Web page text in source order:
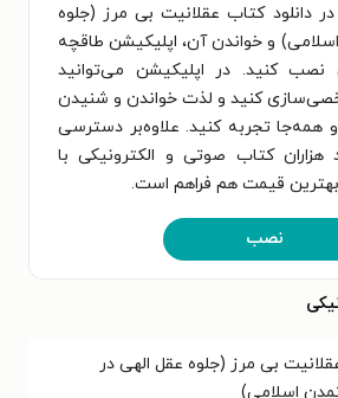
در دانلود کتاب عقلانیت بی مرز (جلوه
و خواندن آن، اپلیکیشن طاقچه
نصب کنید. در اپلیکیشن می‌توانید
کنید و لذت خواندن و شنیدن
همه‌جا تجربه کنید. علاوه‌بر دسترسی
هزاران کتاب صوتی و الکترونیکی با
قیمت هم فراهم است.
نصب
بی مرز (جلوه عقل الهی در
اسلامی)